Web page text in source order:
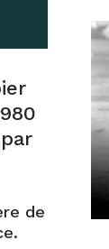
de